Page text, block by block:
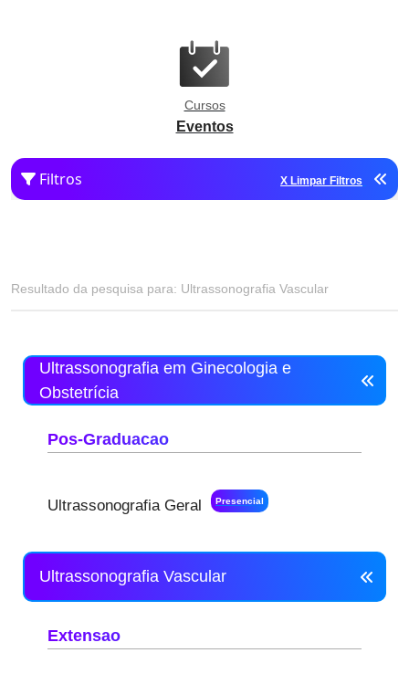
Cursos
Eventos
Filtros X Limpar Filtros
Resultado da pesquisa para: Ultrassonografia Vascular
Ultrassonografia em Ginecologia e
Obstetrícia
Pos-Graduacao
Ultrassonografia Geral Presencial
Ultrassonografia Vascular
Extensao